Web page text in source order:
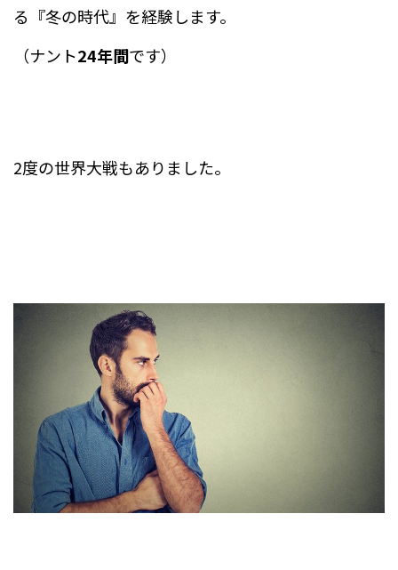
る『冬の時代』を経験します。
（ナント24年間です）
2度の世界大戦もありました。